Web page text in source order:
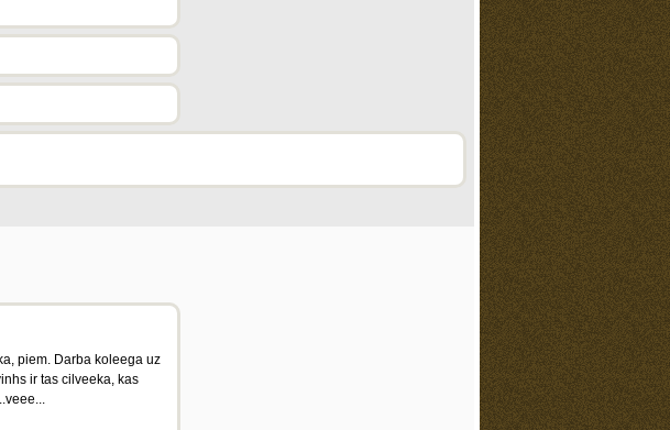
piem. Darba koleega uz
ir tas cilveeka, kas